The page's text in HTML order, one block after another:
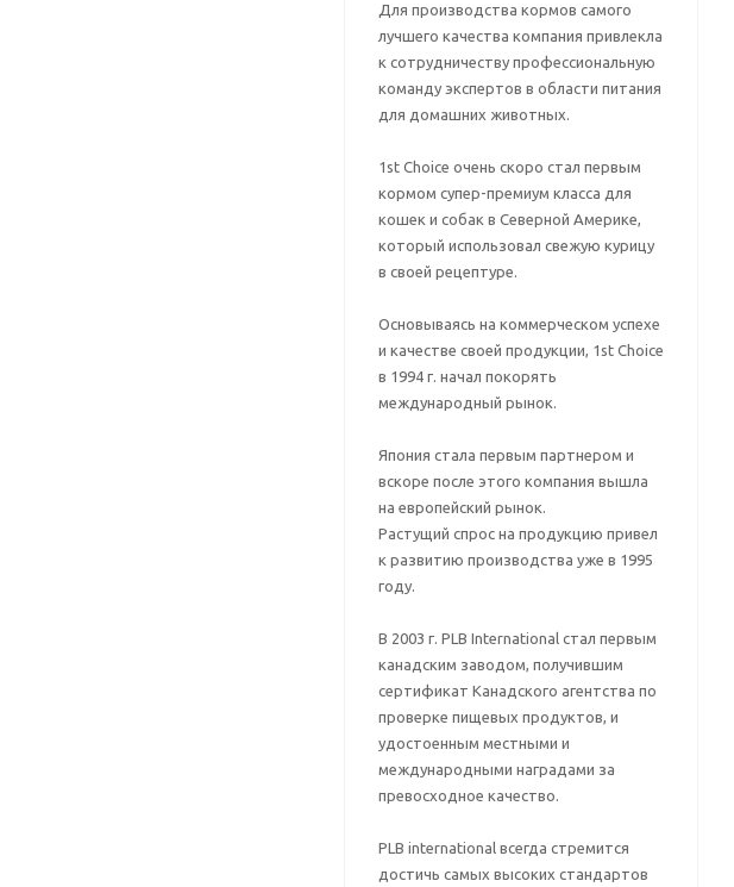
Для производства кормов самого
лучшего качества компания привлекла
к сотрудничеству профессиональную
команду экспертов в области питания
для домашних животных.
1st Choice очень скоро стал первым
кормом супер-премиум класса для
кошек и собак в Северной Америке,
который использовал свежую курицу
в своей рецептуре.
Основываясь на коммерческом успехе
и качестве своей продукции, 1st Choice
в 1994 г. начал покорять
международный рынок.
Япония стала первым партнером и
вскоре после этого компания вышла
на европейский рынок.
Растущий спрос на продукцию привел
к развитию производства уже в 1995
году.
В 2003 г. PLB International стал первым
канадским заводом, получившим
сертификат Канадского агентства по
проверке пищевых продуктов, и
удостоенным местными и
международными наградами за
превосходное качество.
PLB international всегда стремится
достичь самых высоких стандартов